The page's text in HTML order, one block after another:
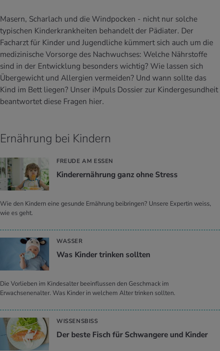
& Intoleranzen
THEMEN IM BEREICH ERNÄHRUNG
Personal Health Coaching
THEMEN IM BEREICH BEWEGUNG
Kalorienverbrauch berechnen
THEMEN IM BEREICH ENTSPANNUNG
Glücklich sein
Wissen
THEMEN IM BEREICH MEDIZIN
Personal Health Coaching
Angebote
Tools, Test & Quizze
Masern, Scharlach und die Windpocken - nicht nur solche
typischen Kinderkrankheiten behandelt der Pädiater. Der
Facharzt für Kinder und Jugendliche kümmert sich auch um die
medizinische Vorsorge des Nachwuchses: Welche Nährstoffe
sind in der Entwicklung besonders wichtig? Wie lassen sich
Übergewicht und Allergien vermeiden? Und wann sollte das
Kind im Bett liegen? Unser iMpuls Dossier zur Kindergesundheit
beantwortet diese Fragen hier.
Ernährung bei Kindern
FREUDE AM ESSEN
Kin­der­er­näh­rung ganz ohne Stress
Wie den Kindern eine gesunde Ernährung beibringen? Unsere Expertin weiss,
wie es geht.
WASSER
Was Kin­der trin­ken soll­ten
Die Vorlieben im Kindesalter beeinflussen den Geschmack im
Erwachsenenalter. Was Kinder in welchem Alter trinken sollten.
WISSENSBISS
Der beste Fisch für Schwan­ge­re und Kin­der